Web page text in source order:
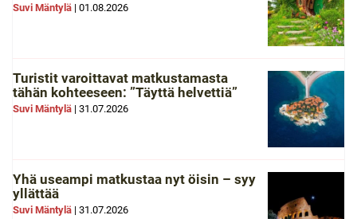
Suvi Mäntylä | 01.08.2026
Turistit varoittavat matkustamasta
tähän kohteeseen: ”Täyttä helvettiä”
Suvi Mäntylä | 31.07.2026
Yhä useampi matkustaa nyt öisin – syy
yllättää
Suvi Mäntylä | 31.07.2026